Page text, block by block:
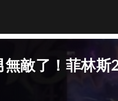
無敵了！菲林